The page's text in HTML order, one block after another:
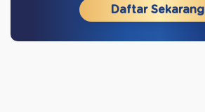
Daftar Sekarang